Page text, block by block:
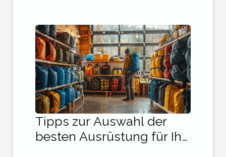
Tipps zur Auswahl der
besten Ausrüstung für Ihr